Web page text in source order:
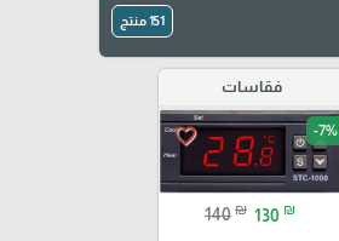
151 منتج
فقاسات
favorite_border -7%
140 ₪ 130 ₪